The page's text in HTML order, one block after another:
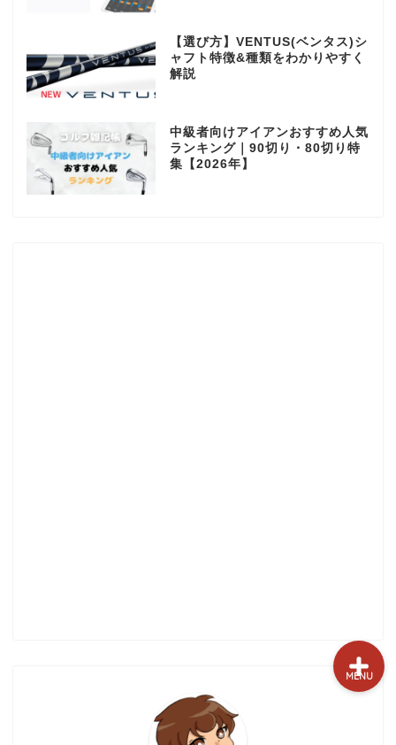
【選び方】VENTUS(ベンタス)シ
ャフト特徴&種類をわかりやすく
解説
中級者向けアイアンおすすめ人気
ランキング｜90切り・80切り特
集【2026年】
MENU